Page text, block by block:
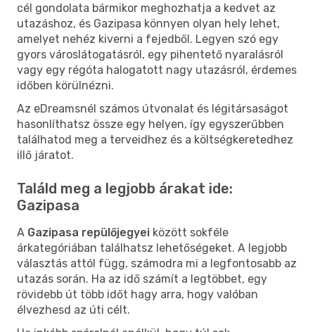
cél gondolata bármikor meghozhatja a kedvet az
utazáshoz, és Gazipasa könnyen olyan hely lehet,
amelyet nehéz kiverni a fejedből. Legyen szó egy
gyors városlátogatásról, egy pihentető nyaralásról
vagy egy régóta halogatott nagy utazásról, érdemes
időben körülnézni.
Az eDreamsnél számos útvonalat és légitársaságot
hasonlíthatsz össze egy helyen, így egyszerűbben
találhatod meg a terveidhez és a költségkeretedhez
illő járatot.
Találd meg a legjobb árakat ide:
Gazipasa
A Gazipasa repülőjegyei között sokféle
árkategóriában találhatsz lehetőségeket. A legjobb
választás attól függ, számodra mi a legfontosabb az
utazás során. Ha az idő számít a legtöbbet, egy
rövidebb út több időt hagy arra, hogy valóban
élvezhesd az úti célt.